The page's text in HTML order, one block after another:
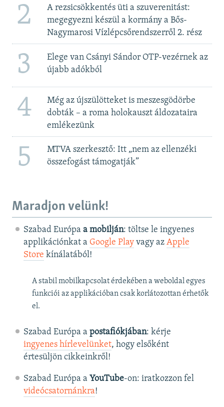
2
A rezsicsökkentés üti a szuverenitást:
megegyezni készül a kormány a Bős-
Nagymarosi Vízlépcsőrendszerről 2. rész
3
Elege van Csányi Sándor OTP-vezérnek az
újabb adókból
4
Még az újszülötteket is meszesgödörbe
dobták – a roma holokauszt áldozataira
emlékezünk
5
MTVA szerkesztő: Itt „nem az ellenzéki
összefogást támogatják”
Maradjon velünk!
Szabad Európa a mobilján: töltse le ingyenes
applikációnkat a Google Playvagy az Apple
Store kínálatából!
A stabil mobilkapcsolat érdekében a weboldal egyes
funkciói az applikációban csak korlátozottan érhetők
el.
Szabad Európa a postafiókjában: kérje
ingyenes hírlevelünket, hogy elsőként
értesüljön cikkeinkről!
Szabad Európa a YouTube-on: iratkozzon fel
videócsatornánkra!